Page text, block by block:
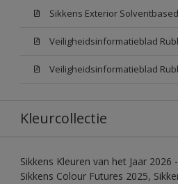
Kleurcollectie
Sikkens Kleuren van het Jaar
Sikkens Colour Futures 2025,